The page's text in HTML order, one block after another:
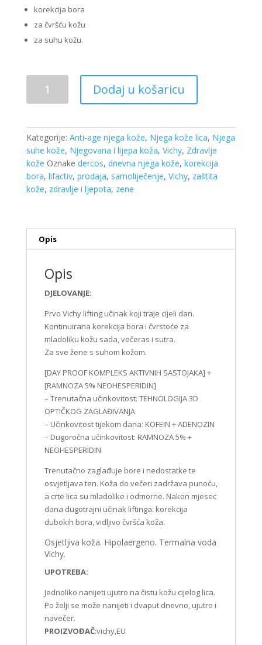
korekcija bora
za čvršću kožu
za suhu kožu.
Liftactiv
Supreme
njega
protiv
bora,suha
do
vrlo
Dodaj u košaricu
Kategorije: Anti-age njega kože, Njega kože lica, Njega
suhe kože, Njegovana i lijepa koža, Vichy, Zdravlje
kože Oznake dercos, dnevna njega kože, korekcija
bora, lifactiv, prodaja, samoliječenje, Vichy, zaštita
kože, zdravlje i ljepota, zene
Opis
Opis
DJELOVANJE:
Prvo Vichy lifting učinak koji traje cijeli dan.
Kontinuirana korekcija bora i čvrstoće za
mladoliku kožu sada, večeras i sutra.
Za sve žene s suhom kožom.
[DAY PROOF KOMPLEKS AKTIVNIH SASTOJAKA] +
[RAMNOZA 5% NEOHESPERIDIN]
– Trenutačna učinkovitost: TEHNOLOGIJA 3D
OPTIČKOG ZAGLAĐIVANJA
– Učinkovitost tijekom dana: KOFEIN + ADENOZIN
– Dugoročna učinkovitost: RAMNOZA 5% +
NEOHESPERIDIN
Trenutačno zaglađuje bore i nedostatke te
osvjetljava ten. Koža do večeri zadržava punoću,
a crte lica su mladolike i odmorne. Nakon mjesec
dana dugotrajni učinak liftinga: korekcija
dubokih bora, vidljivo čvršća koža.
Osjetljiva koža. Hipolaergeno. Termalna voda
Vichy.
UPOTREBA:
Jednoliko nanijeti ujutro na čistu kožu cijelog lica.
Po želji se može nanijeti i dvaput dnevno, ujutro i
navečer.
PROIZVOĐAČ:vichy,EU